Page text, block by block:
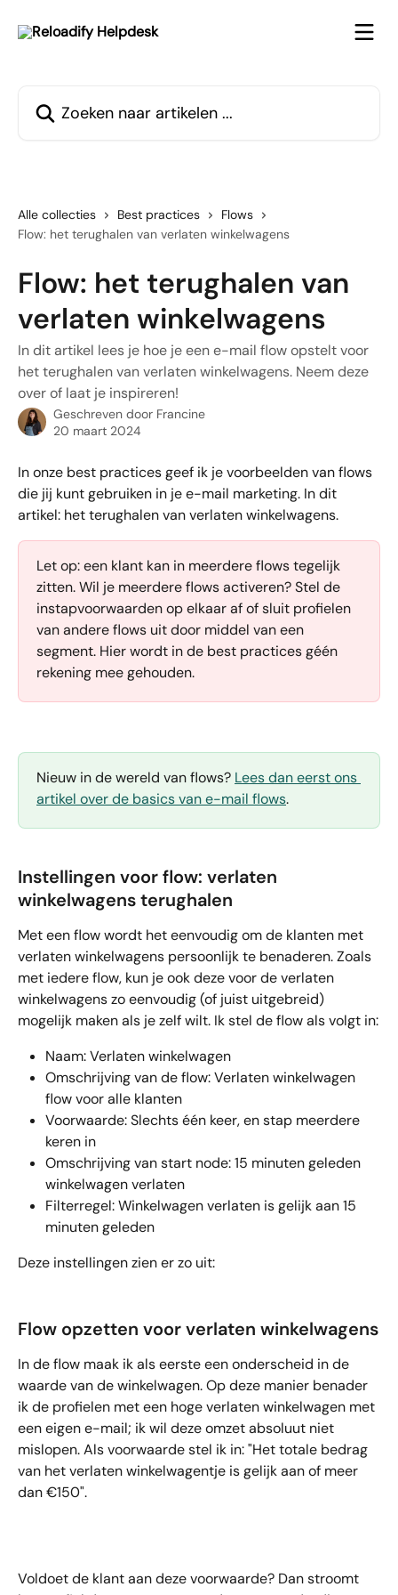
Alle collecties Best practices
Flows
Flow: het terughalen van verlaten winkelwagens
Flow: het terughalen van
verlaten winkelwagens
In dit artikel lees je hoe je een e-mail flow opstelt voor
het terughalen van verlaten winkelwagens. Neem deze
over of laat je inspireren!
Geschreven door Francine
20 maart 2024
In onze best practices geef ik je voorbeelden van flows
die jij kunt gebruiken in je e-mail marketing. In dit
artikel: het terughalen van verlaten winkelwagens.
Let op: een klant kan in meerdere flows tegelijk
zitten. Wil je meerdere flows activeren? Stel de
instapvoorwaarden op elkaar af of sluit profielen
van andere flows uit door middel van een
segment. Hier wordt in de best practices géén
rekening mee gehouden.
Nieuw in de wereld van flows? Lees dan eerst ons
artikel over de basics van e-mail flows.
Instellingen voor flow: verlaten
winkelwagens terughalen
Met een flow wordt het eenvoudig om de klanten met
verlaten winkelwagens persoonlijk te benaderen. Zoals
met iedere flow, kun je ook deze voor de verlaten
winkelwagens zo eenvoudig (of juist uitgebreid)
mogelijk maken als je zelf wilt. Ik stel de flow als volgt in:
Naam: Verlaten winkelwagen
Omschrijving van de flow: Verlaten winkelwagen
flow voor alle klanten
Voorwaarde: Slechts één keer, en stap meerdere
keren in
Omschrijving van start node: 15 minuten geleden
winkelwagen verlaten
Filterregel: Winkelwagen verlaten is gelijk aan 15
minuten geleden
Deze instellingen zien er zo uit:
Flow opzetten voor verlaten winkelwagens
In de flow maak ik als eerste een onderscheid in de
waarde van de winkelwagen. Op deze manier benader
ik de profielen met een hoge verlaten winkelwagen met
een eigen e-mail; ik wil deze omzet absoluut niet
mislopen. Als voorwaarde stel ik in: "Het totale bedrag
van het verlaten winkelwagentje is gelijk aan of meer
dan €150".
Voldoet de klant aan deze voorwaarde? Dan stroomt